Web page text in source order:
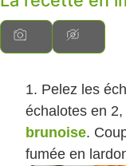
Pelez les
échalotes en
brunoise.
fumée en